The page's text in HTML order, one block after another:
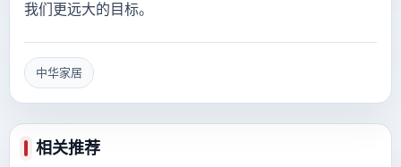
我们更远大的目标。
中华家居
相关推荐